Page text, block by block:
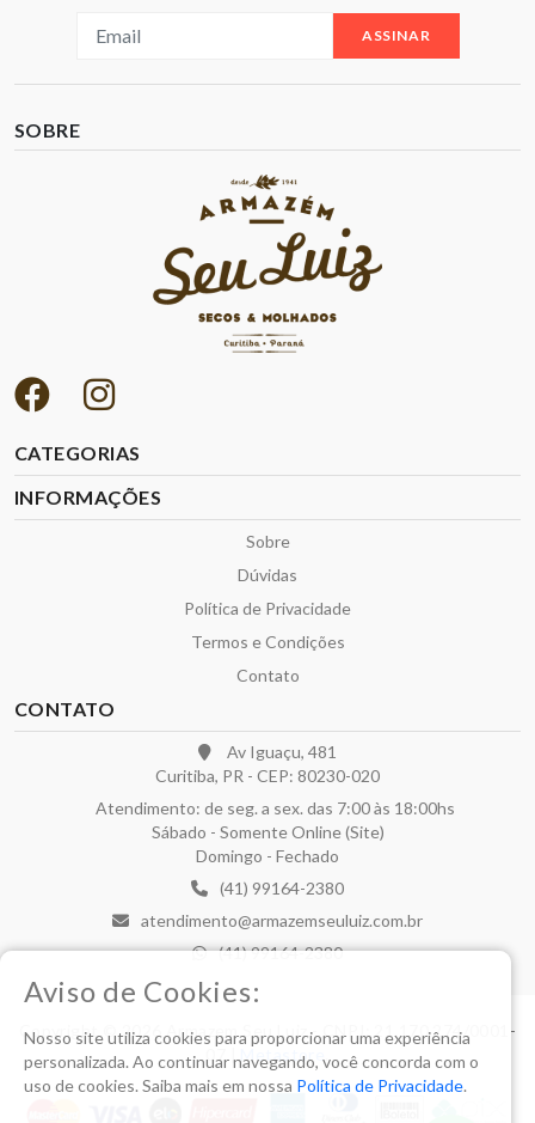
ASSINAR
SOBRE
CATEGORIAS
INFORMAÇÕES
Sobre
Dúvidas
Política de Privacidade
Termos e Condições
Contato
CONTATO
Av Iguaçu, 481
Curitiba, PR - CEP: 80230-020
Atendimento: de seg. a sex. das 7:00 às 18:00hs
Sábado - Somente Online (Site)
Domingo - Fechado
(41) 99164-2380
atendimento@armazemseuluiz.com.br
(41) 99164-2380
Copyright © 2026 Armazem Seu Luiz - CNPJ: 21.170.274/0001-
Metastore
Aviso de Cookies:
Nosso site utiliza cookies para proporcionar uma experiência
personalizada. Ao continuar navegando, você concorda com o
uso de cookies. Saiba mais em nossa Política de Privacidade.